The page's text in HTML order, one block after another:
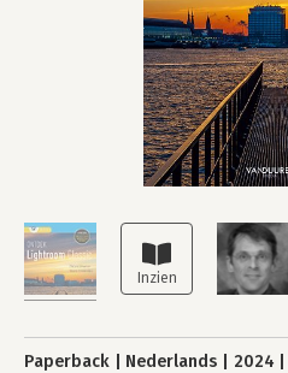
Paperback Nederlands 2024